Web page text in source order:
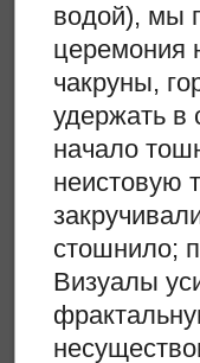
водой), мы
церемония
чакруны,
удержать в
начало
неистовую
стошнило;
Визуалы